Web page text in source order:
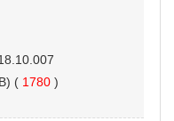
( 1780 )